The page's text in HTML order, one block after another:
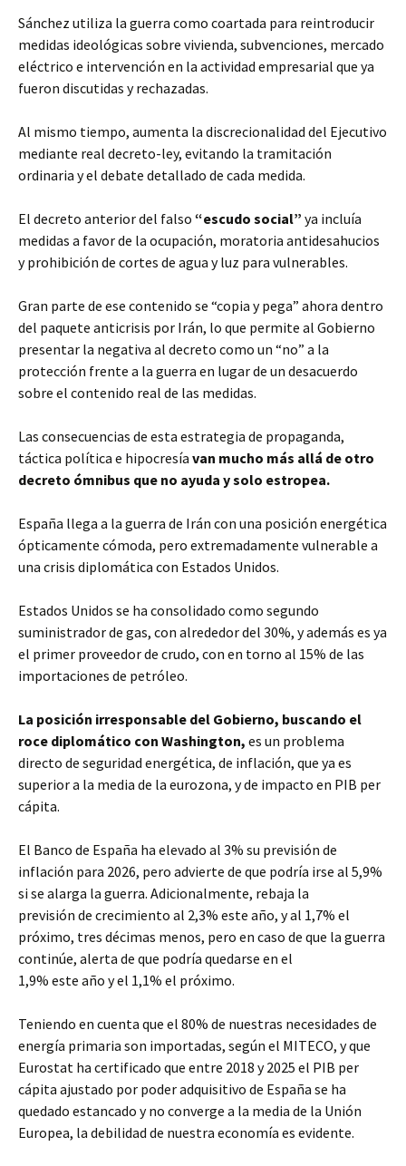
Sánchez utiliza la guerra como coartada para reintroducir
medidas ideológicas sobre vivienda, subvenciones, mercado
eléctrico e intervención en la actividad empresarial que ya
fueron discutidas y rechazadas.
Al mismo tiempo, aumenta la discrecionalidad del Ejecutivo
mediante real decreto-ley, evitando la tramitación
ordinaria y el debate detallado de cada medida.
El decreto anterior del falso “escudo social” ya incluía
medidas a favor de la ocupación, moratoria antidesahucios
y prohibición de cortes de agua y luz para vulnerables.
Gran parte de ese contenido se “copia y pega” ahora dentro
del paquete anticrisis por Irán, lo que permite al Gobierno
presentar la negativa al decreto como un “no” a la
protección frente a la guerra en lugar de un desacuerdo
sobre el contenido real de las medidas.
Las consecuencias de esta estrategia de propaganda,
táctica política e hipocresía van mucho más allá de otro
decreto ómnibus que no ayuda y solo estropea.
España llega a la guerra de Irán con una posición energética
ópticamente cómoda, pero extremadamente vulnerable a
una crisis diplomática con Estados Unidos.
Estados Unidos se ha consolidado como segundo
suministrador de gas, con alrededor del 30%, y además es ya
el primer proveedor de crudo, con en torno al 15% de las
importaciones de petróleo.
La posición irresponsable del Gobierno, buscando el
roce diplomático con Washington, es un problema
directo de seguridad energética, de inflación, que ya es
superior a la media de la eurozona, y de impacto en PIB per
cápita.
El Banco de España ha elevado al 3% su previsión de
inflación para 2026, pero advierte de que podría irse al 5,9%
si se alarga la guerra. Adicionalmente, rebaja la
previsión de crecimiento al 2,3% este año, y al 1,7% el
próximo, tres décimas menos, pero en caso de que la guerra
continúe, alerta de que podría quedarse en el
1,9% este año y el 1,1% el próximo.
Teniendo en cuenta que el 80% de nuestras necesidades de
energía primaria son importadas, según el MITECO, y que
Eurostat ha certificado que entre 2018 y 2025 el PIB per
cápita ajustado por poder adquisitivo de España se ha
quedado estancado y no converge a la media de la Unión
Europea, la debilidad de nuestra economía es evidente.